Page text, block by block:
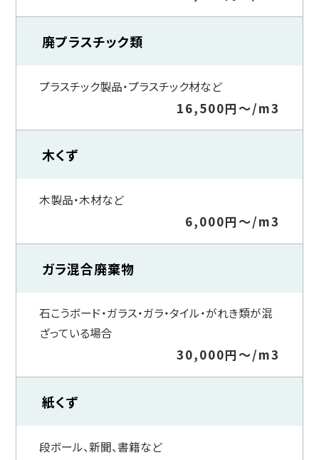
廃プラスチック類
プラスチック製品・プラスチック材など
16,500円～/m3
木くず
木製品・木材など
6,000円～/m3
ガラ混合廃棄物
石こうボード・ガラス・ガラ・タイル・がれき類が混
ざっている場合
30,000円～/m3
紙くず
段ボール、新聞、書籍など